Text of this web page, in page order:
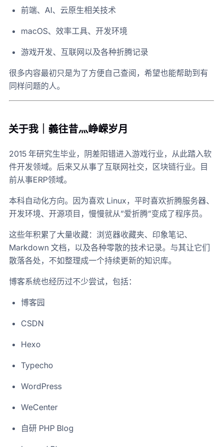
前端、AI、云原生相关技术
macOS、效率工具、开发环境
游戏开发、互联网以及各种折腾记录
很多内容最初只是为了方便自己查阅，希望也能帮助到有
同样问题的人。
关于我｜義往昔灬峥嵘岁月
2015 年研究生毕业，阴差阳错进入游戏行业，从此踏入软
件开发领域。后来又从事了互联网社交，区块链行业。目
前从事ERP领域。
本科自动化方向。因为喜欢 Linux，平时喜欢折腾服务器、
开发环境、开源项目，慢慢就从”爱折腾”变成了程序员。
这些年积累了大量收藏：浏览器收藏夹、印象笔记、
Markdown 文档，以及各种零散的技术记录。与其让它们
散落各处，不如整理成一个持续更新的知识库。
博客系统也经历过不少尝试，包括：
博客园
CSDN
Hexo
Typecho
WordPress
WeCenter
自研 PHP Blog